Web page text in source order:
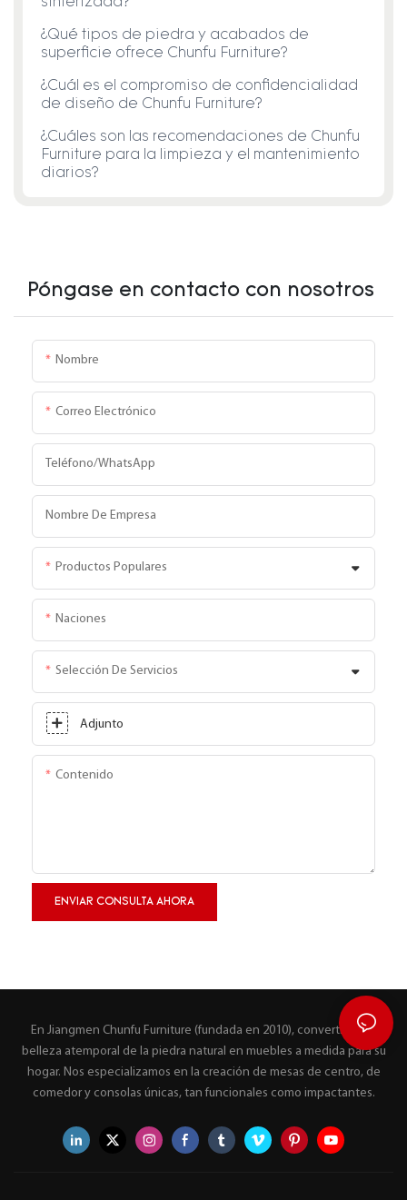
¿Qué tipos de piedra y acabados de
superficie ofrece Chunfu Furniture?
¿Cuál es el compromiso de confidencialidad
de diseño de Chunfu Furniture?
¿Cuáles son las recomendaciones de Chunfu
Furniture para la limpieza y el mantenimiento
diarios?
Póngase en contacto con nosotros
Nombre
Correo Electrónico
Teléfono/WhatsApp
Nombre De Empresa
Productos Populares
Naciones
Selección De Servicios
Adjunto
Contenido
ENVIAR CONSULTA AHORA
En Jiangmen Chunfu Furniture (fundada en 2010), convertimos la
belleza atemporal de la piedra natural en muebles a medida para su
hogar. Nos especializamos en la creación de mesas de centro, de
comedor y consolas únicas, tan funcionales como impactantes.